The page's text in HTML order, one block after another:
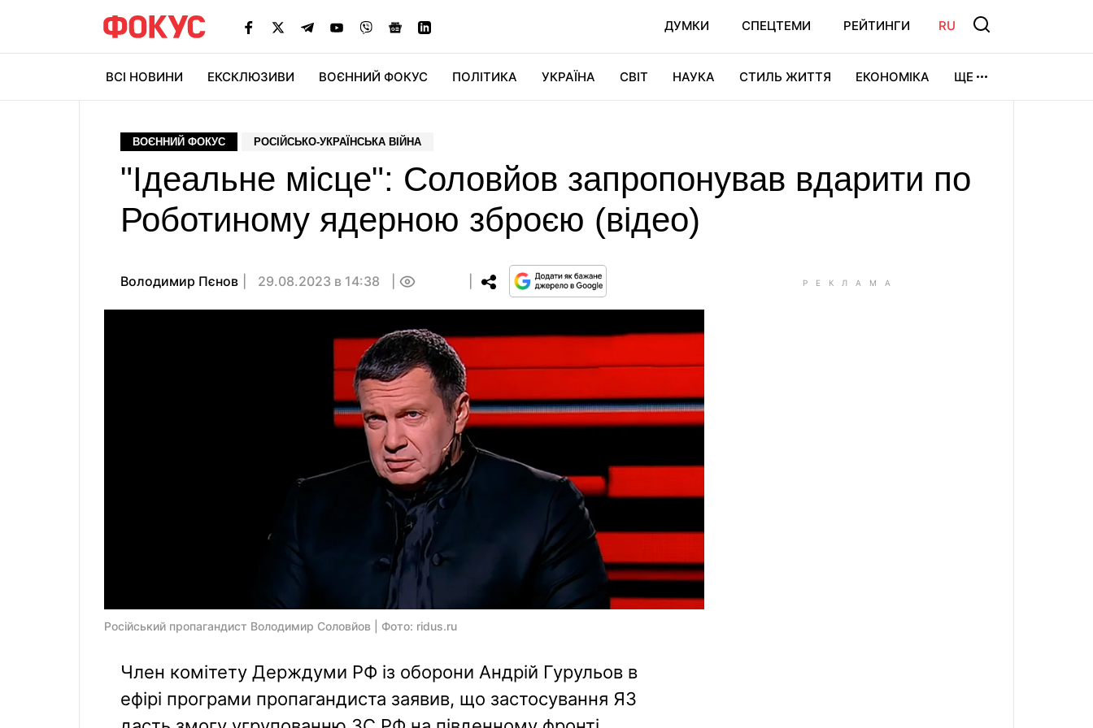
ДУМКИ СПЕЦТЕМИ РЕЙТИНГИ RU
ВСІ НОВИНИ ЕКСКЛЮЗИВИ ВОЄННИЙ ФОКУС ПОЛІТИКА УКРАЇНА СВІТ НАУКА СТИЛЬ ЖИТТЯ ЕКОНОМІКА ЩЕ
ВОЄННИЙ ФОКУС РОСІЙСЬКО-УКРАЇНСЬКА ВІЙНА
"Ідеальне місце": Соловйов запропонував вдарити по
Роботиному ядерною зброєю (відео)
Володимир Пєнов 29.08.2023 в 14:38
Російський пропагандист Володимир Соловйов | Фото: ridus.ru
Член комітету Держдуми РФ із оборони Андрій Гурульов в
ефірі програми пропагандиста заявив, що застосування ЯЗ